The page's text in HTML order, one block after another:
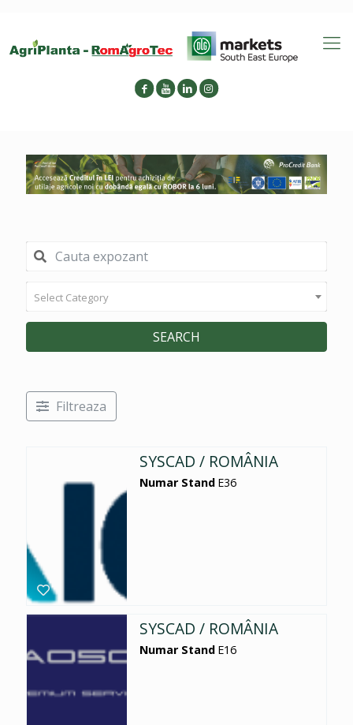
Select Category
SEARCH
Filtreaza
SYSCAD / ROMÂNIA
Numar Stand E36
SYSCAD / ROMÂNIA
Numar Stand E16